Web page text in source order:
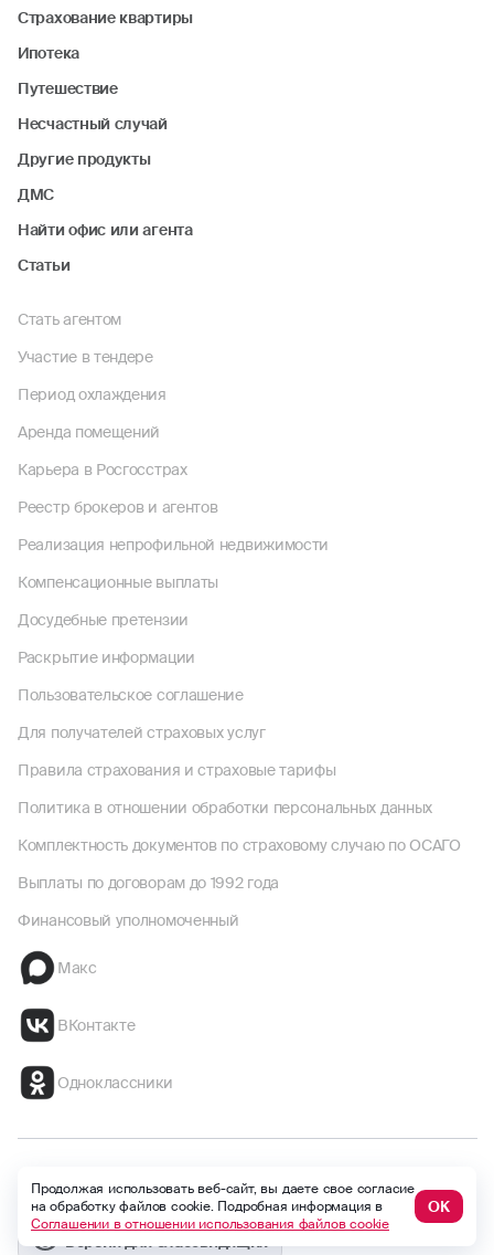
Страхование квартиры
Ипотека
Путешествие
Несчастный случай
Другие продукты
ДМС
Найти офис или агента
Статьи
Стать агентом
Участие в тендере
Период охлаждения
Аренда помещений
Карьера в Росгосстрах
Реестр брокеров и агентов
Реализация непрофильной недвижимости
Компенсационные выплаты
Досудебные претензии
Раскрытие информации
Пользовательское соглашение
Для получателей страховых услуг
Правила страхования и страховые тарифы
Политика в отношении обработки персональных данных
Комплектность документов по страховому случаю по ОСАГО
Выплаты по договорам до 1992 года
Финансовый уполномоченный
Макс
ВКонтакте
Одноклассники
Безопасность Global version
Версия для слабовидящих
Продолжая использовать веб-сайт, вы даете свое согласие
на обработку файлов cookie. Подробная информация в
Соглашении в отношении использования файлов cookie
ОК